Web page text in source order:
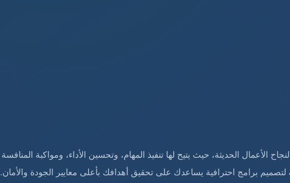
الحديثة، حيث يتيح لها تنفيذ المهام، وتحسين الأداء، ومواكبة المنافسة
لتصميم برامج احترافية يساعدك على تحقيق أهدافك بأعلى معايير الجودة والأمان.